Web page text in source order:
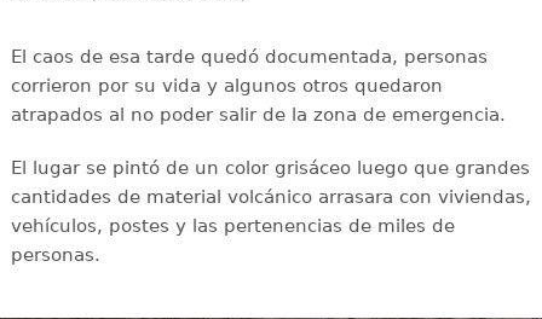
El caos de esa tarde quedó documentada, personas
corrieron por su vida y algunos otros quedaron
atrapados al no poder salir de la zona de emergencia.
El lugar se pintó de un color grisáceo luego que grandes
cantidades de material volcánico arrasara con viviendas,
vehículos, postes y las pertenencias de miles de
personas.